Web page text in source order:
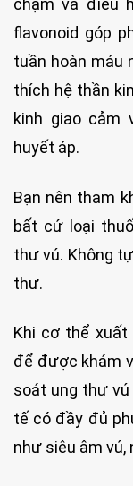
chậm và điều
flavonoid góp
tuần hoàn máu
thích hệ thần
kinh giao cảm
huyết áp.
Bạn nên tham
bất cứ loại
thư vú. Không
thư.
Khi cơ thể xuất
để được khám
soát ung thư
tế có đầy đủ
như siêu âm vú,